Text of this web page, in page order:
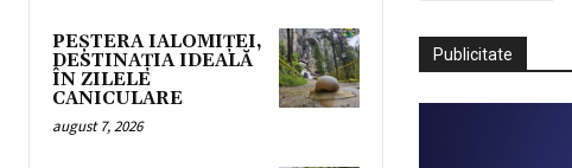
PEȘTERA IALOMIȚEI,
DESTINAȚIA IDEALĂ
ÎN ZILELE
CANICULARE
august 7, 2026
Publicitate